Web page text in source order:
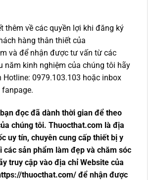
thêm về các quyền lợi khi đăng ký
hàng thân thiết của
và để nhận được tư vấn từ các
năm kinh nghiệm của chúng tôi hãy
Hotline: 0979.103.103 hoặc inbox
đọc đã dành thời gian để theo
chúng tôi. Thuocthat.com là địa
uy tín, chuyên cung cấp thiết bị y
các sản phẩm làm đẹp và chăm sóc
truy cập vào địa chỉ Website của
thuocthat.com/ để nhận được